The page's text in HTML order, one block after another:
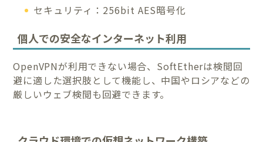
セキュリティ：256bit AES暗号化
個人での安全なインターネット利用
OpenVPNが利用できない場合、SoftEtherは検閲回
避に適した選択肢として機能し、中国やロシアなどの
厳しいウェブ検閲も回避できます。